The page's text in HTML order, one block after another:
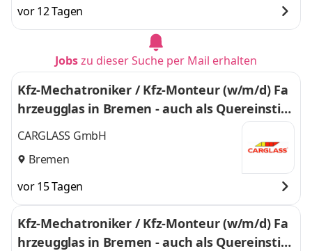
vor 12 Tagen
Jobszu dieser Suche per Mail erhalten
Kfz-Mechatroniker / Kfz-Monteur (w/m/d) Fa
hrzeugglas in Bremen - auch als Quereinstie
g - 129
CARGLASS GmbH
Bremen
vor 15 Tagen
Kfz-Mechatroniker / Kfz-Monteur (w/m/d) Fa
hrzeugglas in Bremen - auch als Quereinstie